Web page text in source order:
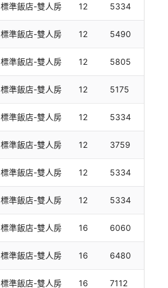
標準飯店-雙人房 12 5334
標準飯店-雙人房 12 5490
標準飯店-雙人房 12 5805
標準飯店-雙人房 12 5175
標準飯店-雙人房 12 5334
標準飯店-雙人房 12 3759
標準飯店-雙人房 12 5334
標準飯店-雙人房 12 5334
標準飯店-雙人房 16 6060
標準飯店-雙人房 16 6480
標準飯店-雙人房 16 7112